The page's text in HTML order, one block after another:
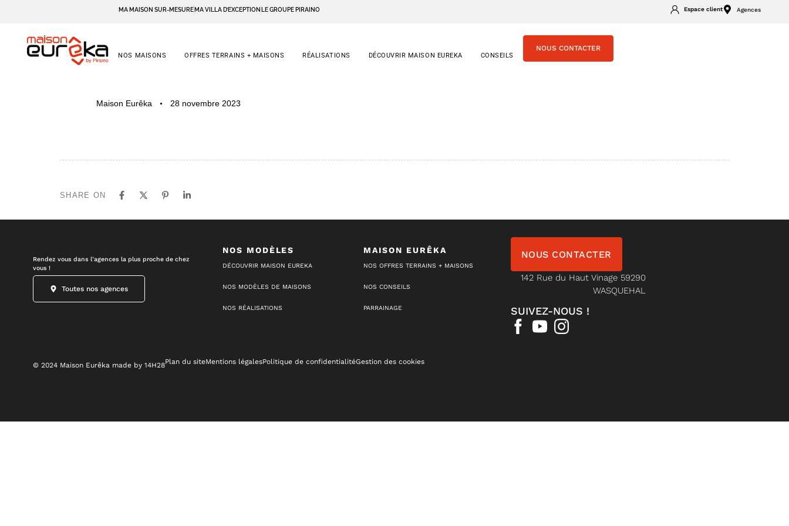
MA MAISON SUR-MESURE MA VILLA D’EXCEPTION LE GROUPE PIRAINO Espace client Agences
NOS MAISONS OFFRES TERRAINS + MAISONS RÉALISATIONS DÉCOUVRIR MAISON EUREKA CONSEILS
NOUS CONTACTER
Maison Eurêka
28 novembre 2023
SHARE ON
Rendez vous dans l’agences la plus proche de chez
vous !
Toutes nos agences
NOS MODÈLES
DÉCOUVRIR MAISON EUREKA
NOS MODÈLES DE MAISONS
NOS RÉALISATIONS
MAISON EURÊKA
NOS OFFRES TERRAINS + MAISONS
NOS CONSEILS
PARRAINAGE
NOUS CONTACTER
142 Rue du Haut Vinage 59290
WASQUEHAL
SUIVEZ-NOUS !
© 2024 Maison Eurêka made by 14H28Plan du siteMentions légalesPolitique de confidentialitéGestion des cookies